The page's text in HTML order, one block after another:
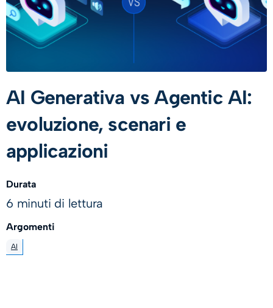
AI Generativa vs Agentic AI:
evoluzione, scenari e
applicazioni
Durata
6 minuti di lettura
Argomenti
AI